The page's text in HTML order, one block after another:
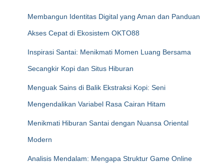
Membangun Identitas Digital yang Aman dan Panduan
Akses Cepat di Ekosistem OKTO88
Inspirasi Santai: Menikmati Momen Luang Bersama
Secangkir Kopi dan Situs Hiburan
Menguak Sains di Balik Ekstraksi Kopi: Seni
Mengendalikan Variabel Rasa Cairan Hitam
Menikmati Hiburan Santai dengan Nuansa Oriental
Modern
Analisis Mendalam: Mengapa Struktur Game Online